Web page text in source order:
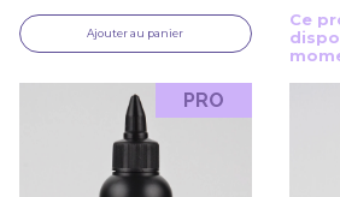
Ajouter au panier
Ce
PRO